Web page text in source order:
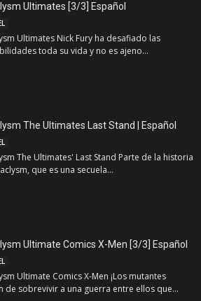
Ultimates [3/3] Español
Ultimates Nick Fury ha desafiado las
toda su vida y no es ajeno...
The Ultimates Last Stand | Español
The Ultimates' Last Stand Parte de la historia
que es una secuela...
Ultimate Comics X-Men [3/3] Español
Ultimate Comics X-Men ¡Los mutantes
de sobrevivir a una guerra entre ellos que...